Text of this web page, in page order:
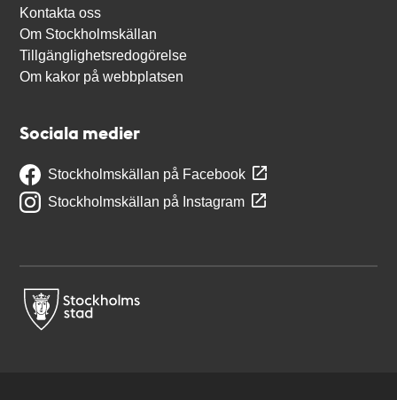
Kontakta oss
Om Stockholmskällan
Tillgänglighetsredogörelse
Om kakor på webbplatsen
Sociala medier
Stockholmskällan på Facebook
Stockholmskällan på Instagram